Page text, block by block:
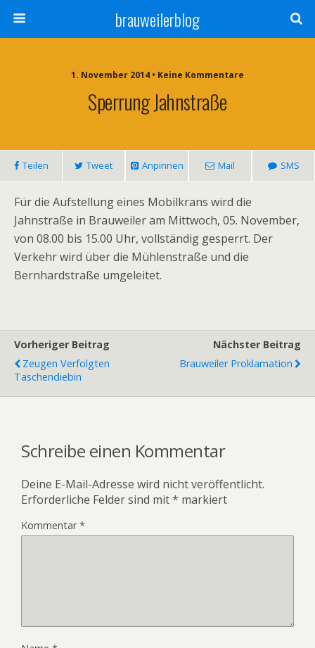
brauweilerblog
1. November 2014 • Keine Kommentare
Sperrung Jahnstraße
Teilen Tweet Anpinnen Mail SMS
Für die Aufstellung eines Mobilkrans wird die
Jahnstraße in Brauweiler am Mittwoch, 05. November,
von 08.00 bis 15.00 Uhr, vollständig gesperrt. Der
Verkehr wird über die Mühlenstraße und die
Bernhardstraße umgeleitet.
Vorheriger Beitrag
Zeugen Verfolgten
Taschendiebin
Nächster Beitrag
Brauweiler Proklamation
Schreibe einen Kommentar
Deine E-Mail-Adresse wird nicht veröffentlicht.
Erforderliche Felder sind mit* markiert
Kommentar*